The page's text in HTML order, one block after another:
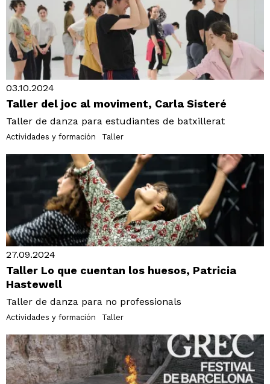
03.10.2024
Taller del joc al moviment, Carla Sisteré
Taller de danza para estudiantes de batxillerat
Actividades y formación Taller
27.09.2024
Taller Lo que cuentan los huesos, Patricia
Hastewell
Taller de danza para no professionals
Actividades y formación Taller